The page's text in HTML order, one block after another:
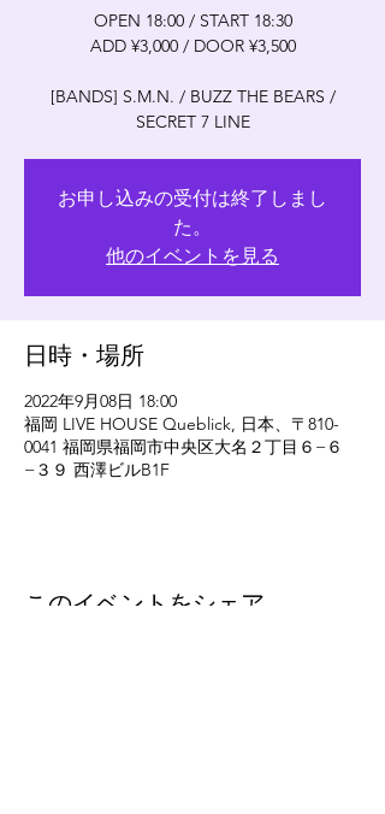
OPEN 18:00 / START 18:30
ADD ¥3,000 / DOOR ¥3,500
[BANDS] S.M.N. / BUZZ THE BEARS /
SECRET 7 LINE
お申し込みの受付は終了しまし
た。
他のイベントを見る
日時・場所
2022年9月08日 18:00
福岡 LIVE HOUSE Queblick, 日本、〒810-
0041 福岡県福岡市中央区大名２丁目６−６
−３９ 西澤ビルB1F
このイベントをシェア